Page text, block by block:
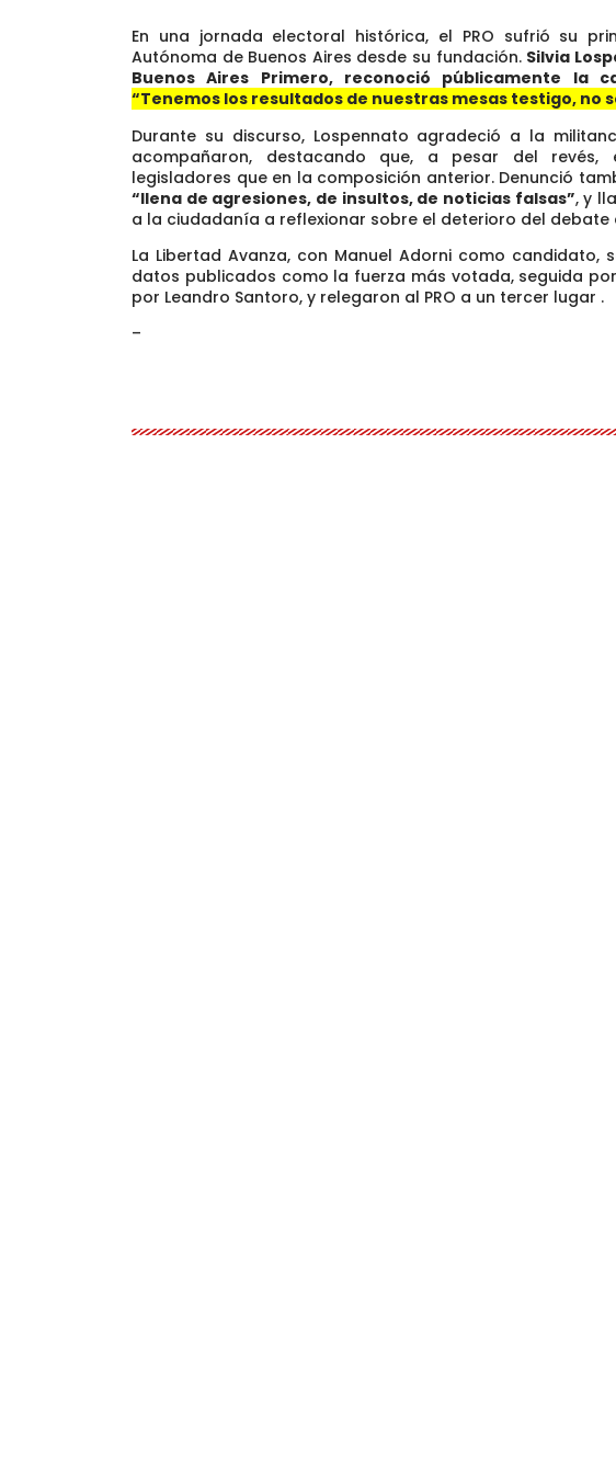
En una jornada electoral histórica, el PRO sufrió su
Autónoma de Buenos Aires desde su fundación. Silvia
Buenos Aires Primero, reconoció públicamente la
“Tenemos los resultados de nuestras mesas testigo, no
Durante su discurso, Lospennato agradeció a la
acompañaron, destacando que, a pesar del revés,
legisladores que en la composición anterior. Denunció
“llena de agresiones, de insultos, de noticias falsas”, y
a la ciudadanía a reflexionar sobre el deterioro del
La Libertad Avanza, con Manuel Adorni como candidato,
datos publicados como la fuerza más votada, seguida
por Leandro Santoro, y relegaron al PRO a un tercer lugar .
–